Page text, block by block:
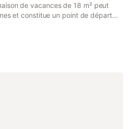
de vacances de 18 m² peut
et constitue un point de départ
environnante. La propriété se trouve
et à 700 m du centre-ville,
rural et accès aux